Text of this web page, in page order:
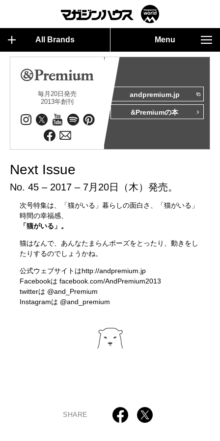
All Brands Menu
毎月20日発売
2013年創刊
andpremium.jp
&Premiumの本
Next Issue
No. 45 – 2017 – 7月20日（木）発売。
次号特集は、「猫がいる」暮らしの面白さ、「猫がいる」
時間の幸福感、
「猫がいる」。
猫はなんで、あんなたまらんポーズをとったり、動きをし
たりするのでしょうかね。
公式ウェブサイトはhttp://andpremium.jp
Facebookはfacebook.com/AndPremium2013
twitterは @and_Premium
Instagramは @and_premium
SHARE